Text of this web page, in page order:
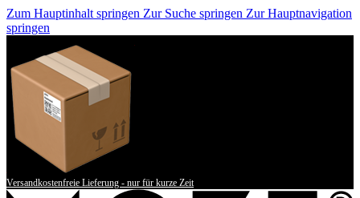
Zum Hauptinhalt springen Zur Suche springen Zur Hauptnavigation
springen
Versandkostenfreie Lieferung - nur für kurze Zeit